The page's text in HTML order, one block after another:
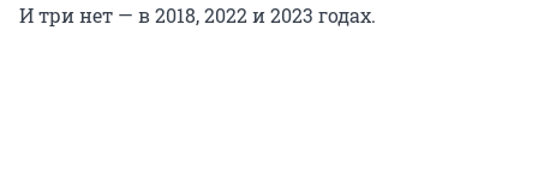
И три нет — в 2018, 2022 и 2023 годах.